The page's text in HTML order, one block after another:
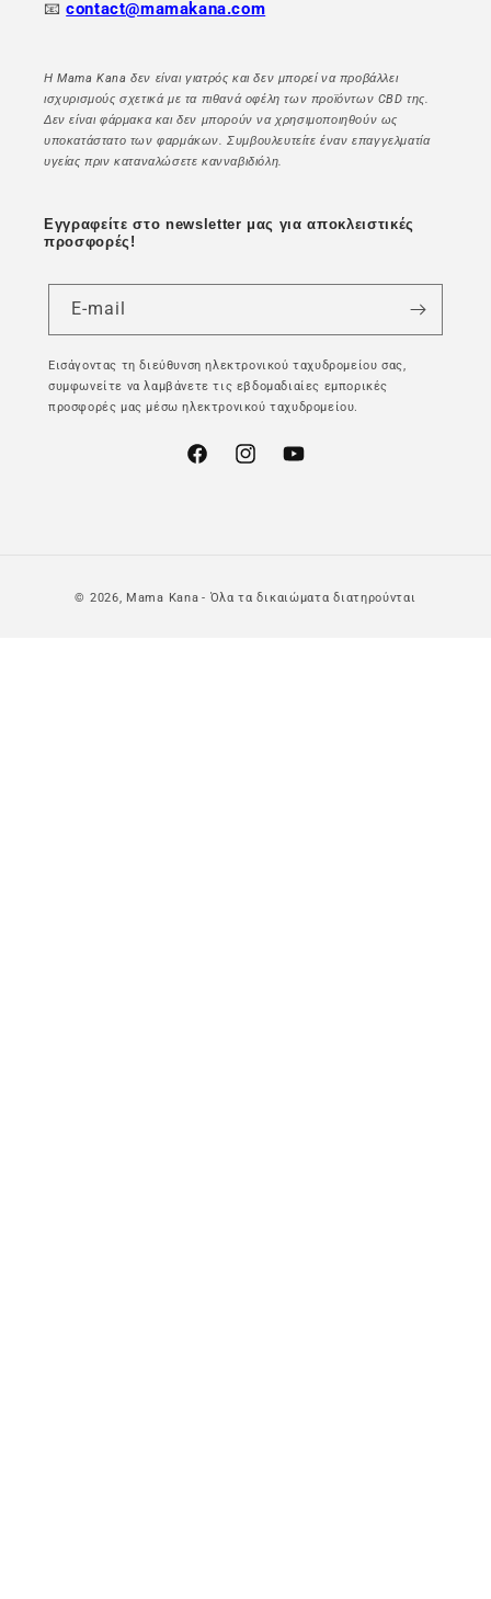
📧contact@mamakana.com
Η Mama Kana δεν είναι γιατρός και δεν μπορεί να προβάλλει
ισχυρισμούς σχετικά με τα πιθανά οφέλη των προϊόντων CBD της.
Δεν είναι φάρμακα και δεν μπορούν να χρησιμοποιηθούν ως
υποκατάστατο των φαρμάκων. Συμβουλευτείτε έναν επαγγελματία
υγείας πριν καταναλώσετε κανναβιδιόλη.
Εγγραφείτε στο newsletter μας για αποκλειστικές
προσφορές!
E-mail
Εισάγοντας τη διεύθυνση ηλεκτρονικού ταχυδρομείου σας,
συμφωνείτε να λαμβάνετε τις εβδομαδιαίες εμπορικές
προσφορές μας μέσω ηλεκτρονικού ταχυδρομείου.
FacebookInstagramYouTube
© 2026, Mama Kana - Όλα τα δικαιώματα διατηρούνται